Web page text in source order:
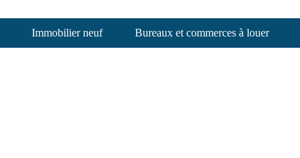
Immobilier neuf Bureaux et commerces à louer